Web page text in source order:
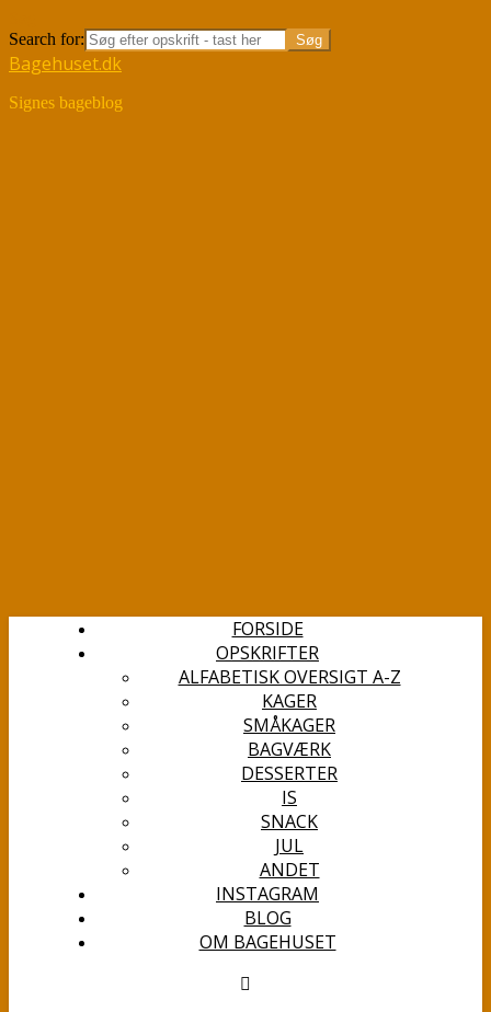
Search for:
Bagehuset.dk
Signes bageblog
FORSIDE
OPSKRIFTER
ALFABETISK OVERSIGT A-Z
KAGER
SMÅKAGER
BAGVÆRK
DESSERTER
IS
SNACK
JUL
ANDET
INSTAGRAM
BLOG
OM BAGEHUSET